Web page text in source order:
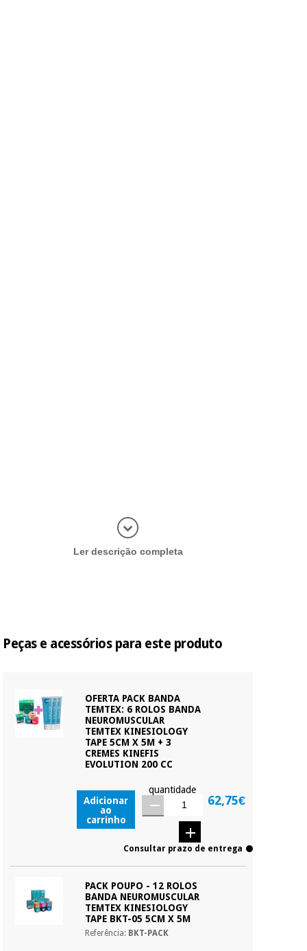
Ler descrição completa
Peças e acessórios para este produto
OFERTA PACK BANDA
TEMTEX: 6 ROLOS BANDA
NEUROMUSCULAR
TEMTEX KINESIOLOGY
TAPE 5CM X 5M + 3
CREMES KINEFIS
EVOLUTION 200 CC
62,75€
quantidade
Adicionar
ao
carrinho
Consultar prazo de entrega
PACK POUPO - 12 ROLOS
BANDA NEUROMUSCULAR
TEMTEX KINESIOLOGY
TAPE BKT-05 5CM X 5M
Referência: BKT-PACK